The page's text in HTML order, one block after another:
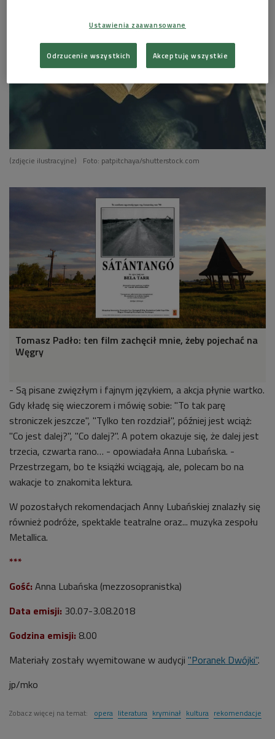
Anna Lubańska poleca pięciopłytowy album
mezzosopranistki Krystyny Szostek-Radkowej
(Poranek Dwójki)
 02'01 
Anna Lubańska poleca muzykę zespołów Metallica
 01'59 
Anna Lubańska poleca grę w brydża (Poranek
(zdjęcie ilustracyjne) Foto: patpitchaya/shutterstock.com
Tomasz Padło: ten film zachęcił mnie, żeby pojechać na
Węgry
- Są pisane zwięzłym i fajnym językiem, a akcja płynie wartko.
Gdy kładę się wieczorem i mówię sobie: "To tak parę
stroniczek jeszcze", "Tylko ten rozdział", później jest wciąż:
"Co jest dalej?", "Co dalej?". A potem okazuje się, że dalej jest
trzecia, czwarta rano… - opowiadała Anna Lubańska. -
Przestrzegam, bo te książki wciągają, ale, polecam bo na
wakacje to znakomita lektura.
W pozostałych rekomendacjach Anny Lubańskiej znalazły się
również podróże, spektakle teatralne oraz... muzyka zespołu
Metallica.
***
Gość: Anna Lubańska (mezzosopranistka)
Data emisji: 30.07-3.08.2018
Godzina emisji: 8.00
Materiały zostały wyemitowane w audycji "Poranek Dwójki".
jp/mko
Zobacz więcej na temat: opera literatura kryminał kultura rekomendacje
Ustawienia zaawansowane
Odrzucenie wszystkich Akceptuję wszystkie